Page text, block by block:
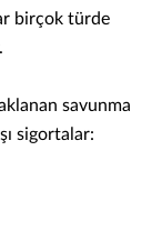
birçok türde
savunma
sigortalar: